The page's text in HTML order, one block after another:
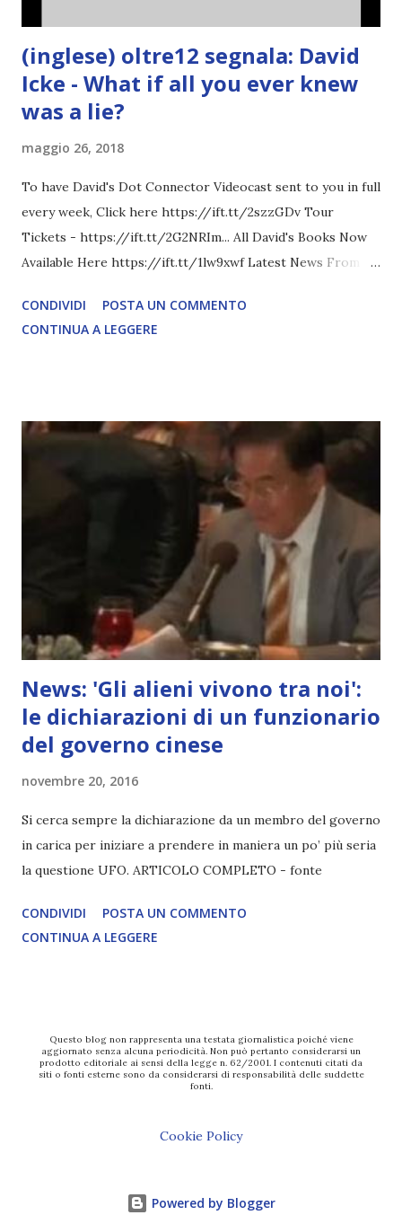
(inglese) oltre12 segnala: David
Icke - What if all you ever knew
was a lie?
maggio 26, 2018
To have David's Dot Connector Videocast sent to you in full
every week, Click here https://ift.tt/2szzGDv Tour
Tickets - https://ift.tt/2G2NRIm... All David's Books Now
Available Here https://ift.tt/1lw9xwf Latest News From
COMPLETO - fonte
CONDIVIDI
POSTA UN COMMENTO
CONTINUA A LEGGERE
News: 'Gli alieni vivono tra noi':
le dichiarazioni di un funzionario
del governo cinese
novembre 20, 2016
Si cerca sempre la dichiarazione da un membro del governo
in carica per iniziare a prendere in maniera un po’ più seria
la questione UFO. ARTICOLO COMPLETO - fonte
CONDIVIDI
POSTA UN COMMENTO
CONTINUA A LEGGERE
Questo blog non rappresenta una testata giornalistica poiché viene
aggiornato senza alcuna periodicità. Non può pertanto considerarsi un
prodotto editoriale ai sensi della legge n. 62/2001. I contenuti citati da
siti o fonti esterne sono da considerarsi di responsabilità delle suddette
fonti.
Cookie Policy
Powered by Blogger